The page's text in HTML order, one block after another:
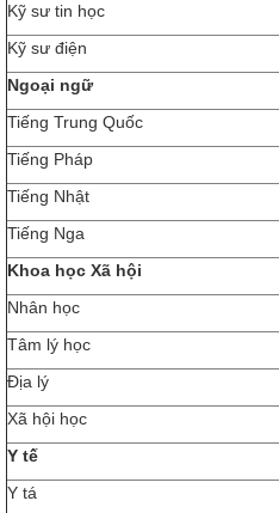
Kỹ sư tin học
Kỹ sư điện
Ngoại ngữ
Tiếng Trung Quốc
Tiếng Pháp
Tiếng Nhật
Tiếng Nga
Khoa học Xã hội
Nhân học
Tâm lý học
Địa lý
Xã hội học
Y tế
Y tá